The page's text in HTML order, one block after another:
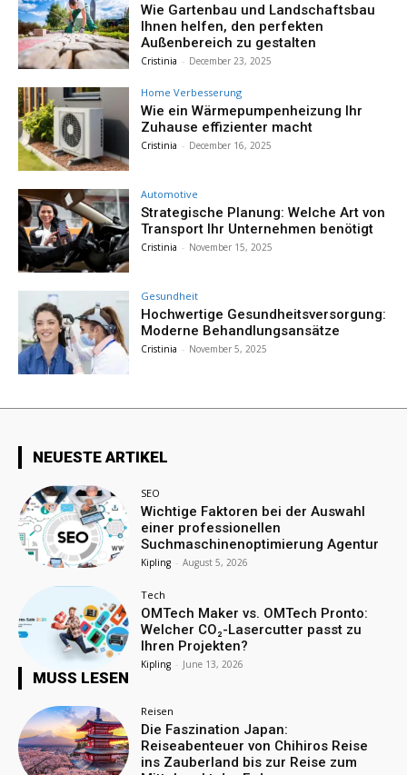
Wie Gartenbau und Landschaftsbau
Ihnen helfen, den perfekten
Außenbereich zu gestalten
Cristinia - December 23, 2025
Home Verbesserung
Wie ein Wärmepumpenheizung Ihr
Zuhause effizienter macht
Cristinia - December 16, 2025
Automotive
Strategische Planung: Welche Art von
Transport Ihr Unternehmen benötigt
Cristinia - November 15, 2025
Gesundheit
Hochwertige Gesundheitsversorgung:
Moderne Behandlungsansätze
Cristinia - November 5, 2025
NEUESTE ARTIKEL
SEO
Wichtige Faktoren bei der Auswahl
einer professionellen
Suchmaschinenoptimierung Agentur
Kipling - August 5, 2026
Tech
OMTech Maker vs. OMTech Pronto:
Welcher CO₂-Lasercutter passt zu
Ihren Projekten?
Kipling - June 13, 2026
MUSS LESEN
Reisen
Die Faszination Japan:
Reiseabenteuer von Chihiros Reise
ins Zauberland bis zur Reise zum